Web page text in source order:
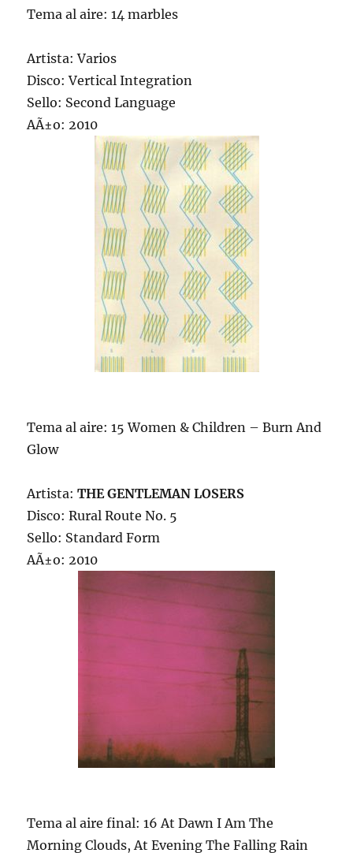
Tema al aire: 14 marbles
Artista: Varios
Disco: Vertical Integration
Sello: Second Language
AÃ±o: 2010
Tema al aire: 15 Women & Children – Burn And
Glow
Artista:THE GENTLEMAN LOSERS
Disco: Rural Route No. 5
Sello: Standard Form
AÃ±o: 2010
Tema al aire final: 16 At Dawn I Am The
Morning Clouds, At Evening The Falling Rain